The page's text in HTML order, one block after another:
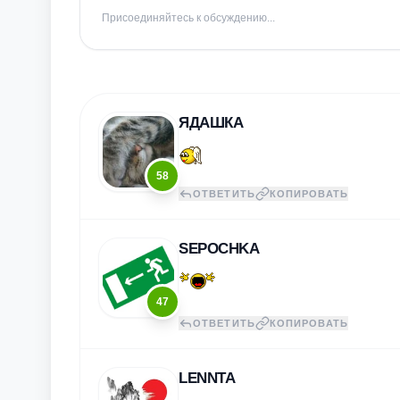
Присоединяйтесь к обсуждению...
58
ЯДАШКА
ОТВЕТИТЬ КОПИРОВАТЬ
47
SEPOCHKA
ОТВЕТИТЬ КОПИРОВАТЬ
LENNTA